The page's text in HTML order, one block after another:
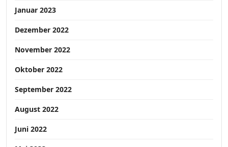
Januar 2023
Dezember 2022
November 2022
Oktober 2022
September 2022
August 2022
Juni 2022